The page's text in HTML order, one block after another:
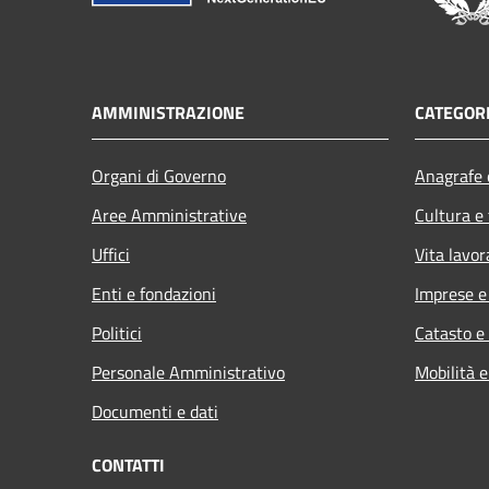
AMMINISTRAZIONE
Organi di Governo
Aree Amministrative
Uffici
Enti e fondazioni
Politici
Personale Amministrativo
Documenti e dati
Cultura
Vita
Imprese
Catasto
Mobilità
CONTATTI